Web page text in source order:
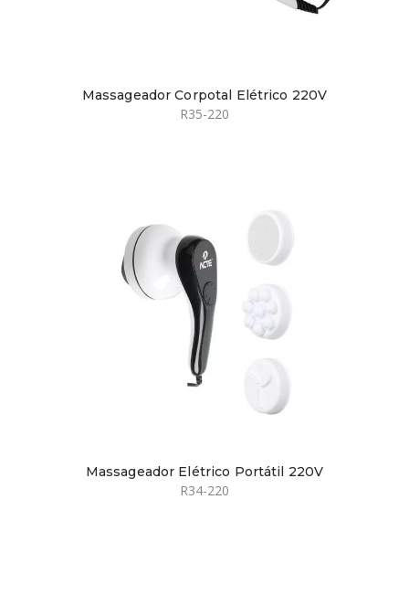
Massageador Corpotal Elétrico 220V
R35-220
Massageador Elétrico Portátil 220V
R34-220